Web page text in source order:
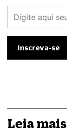
Leia mais